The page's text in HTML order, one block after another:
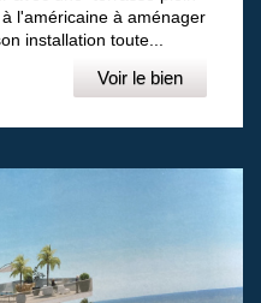
l'américaine à aménager
installation toute...
Voir le bien